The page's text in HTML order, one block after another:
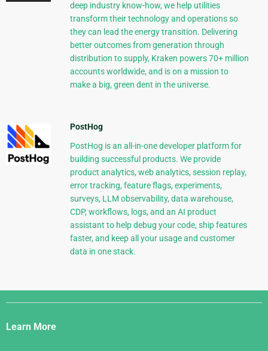
deep industry know-how, we help utilities
transform their technology and operations so
they can lead the energy transition. Delivering
better outcomes from generation through
distribution to supply, Kraken powers 70+ million
accounts worldwide, and is on a mission to
make a big, green dent in the universe.
PostHog
PostHog is an all-in-one developer platform for
building successful products. We provide
product analytics, web analytics, session replay,
error tracking, feature flags, experiments,
surveys, LLM observability, data warehouse,
CDP, workflows, logs, and an AI product
assistant to help debug your code, ship features
faster, and keep all your usage and customer
data in one stack.
Django
Links
Learn More